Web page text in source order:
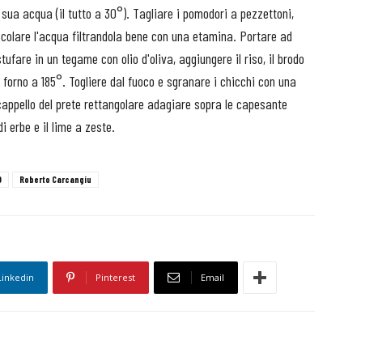
acqua (il tutto a 30°). Tagliare i pomodori a pezzettoni,
l'acqua filtrandola bene con una etamina. Portare ad
in un tegame con olio d'oliva, aggiungere il riso, il brodo
a 185°. Togliere dal fuoco e sgranare i chicchi con una
del prete rettangolare adagiare sopra le capesante
e il lime a zeste.
Roberto Carcangiu
Pinterest Email